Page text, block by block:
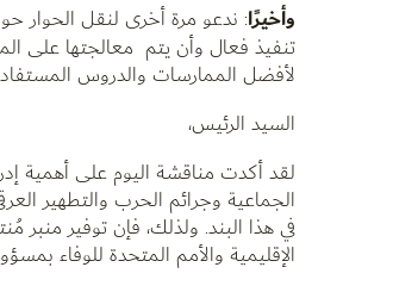
وأخيرًا: ندعو مرة أخرى لنقل الحوار
تنفيذ فعال وأن يتم معالجتها على
لأفضل الممارسات والدروس
السيد الرئيس،
لقد أكدت مناقشة اليوم على أهمية
الجماعية وجرائم الحرب والتطهير
في هذا البند. ولذلك، فإن توفير منبر
الإقليمية والأمم المتحدة للوفاء